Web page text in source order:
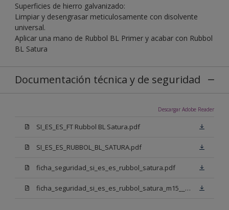
Superficies de hierro galvanizado:
Limpiar y desengrasar meticulosamente con disolvente
universal.
Aplicar una mano de Rubbol BL Primer y acabar con Rubbol
BL Satura
Documentación técnica y de seguridad
Descargar Adobe Reader
SI_ES_ES_FT Rubbol BL Satura.pdf
SI_ES_ES_RUBBOL_BL_SATURA.pdf
ficha_seguridad_si_es_es_rubbol_satura.pdf
ficha_seguridad_si_es_es_rubbol_satura_m15___n00.pdf